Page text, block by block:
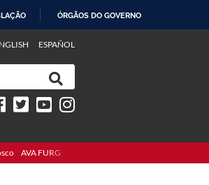
ÓRGÃOS DO GOVERNO
ESPAÑOL
AVA FURG